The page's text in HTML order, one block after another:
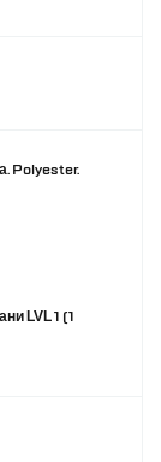
Polyester.
LVL 1 (1